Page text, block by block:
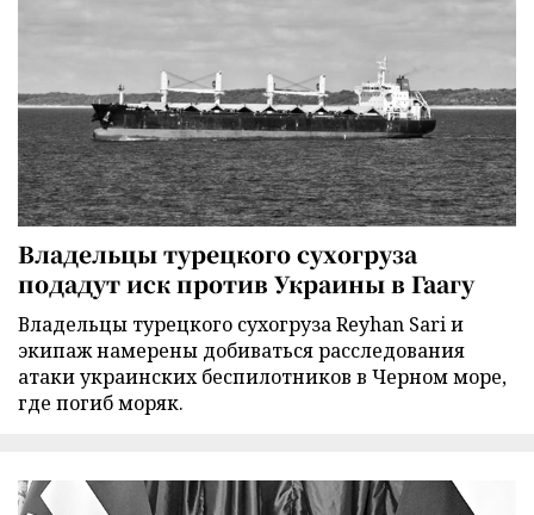
Владельцы турецкого сухогруза
подадут иск против Украины в Гаагу
Владельцы турецкого сухогруза Reyhan Sari и
экипаж намерены добиваться расследования
атаки украинских беспилотников в Черном море,
где погиб моряк.